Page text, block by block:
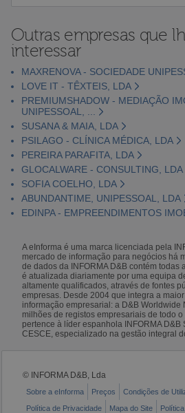
Outras empresas que
interessar
MAXRENOVA - SOCIEDADE
LOVE IT - TÊXTEIS, LDA
PREMIUMSHADOW - MEDIAÇÃO
UNIPESSOAL, ...
SUSANA & MAIA, LDA
PSILAGO - CLÍNICA MÉDICA, LDA
PEREIRA PARAFITA, LDA
GLOCALWARE - CONSULTING, LDA
SOFIA COELHO, LDA
ABUNDANTIME, UNIPESSOAL, LDA
EDINPA - EMPREENDIMENTOS
A eInforma é uma marca licenciada pela
mercado de informação para negócios há
de dados da INFORMA D&B contém todas
é atualizada diariamente por uma equipa
altamente qualificados, através de fontes
empresas. Desde 2004 que integra a
informação empresarial: a D&B Worldwide
milhões de registos empresariais de todo o
pertence à líder espanhola INFORMA D&B
CESCE, especializado na gestão integral
© INFORMA D&B, Lda
Sobre a eInforma Preços Condições de
Política de Privacidade
Mapa do Site